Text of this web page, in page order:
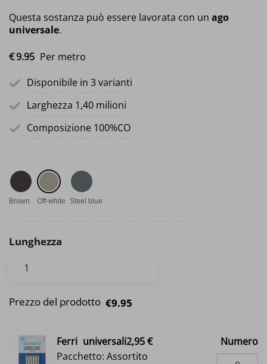
Questa sostanza può essere lavorata con un ago
universale.
€9.95 Per metro
Disponibile in 3 varianti
Larghezza 1,40 milioni
Composizione 100%CO
Brown Off-white Steel blue
Lunghezza
Prezzo del prodotto €9.95
Ferri universali2,95 €
Pacchetto: Assortito
Numero